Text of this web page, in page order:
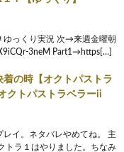
っくり実況 次→来週金曜朝
3neM Part1→https[…]
の時【オクトパストラ
クトパストラベラーii
イ。ネタバレやめてね。 主
トラ１はやりました。ちなみ